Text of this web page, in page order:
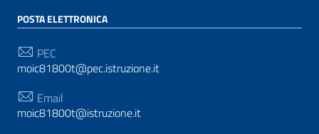
POSTA ELETTRONICA
PEC
moic81800t@pec.istruzione.it
Email
moic81800t@istruzione.it